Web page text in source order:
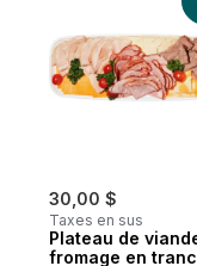
30,00 $
Taxes en sus
Plateau de
fromage en